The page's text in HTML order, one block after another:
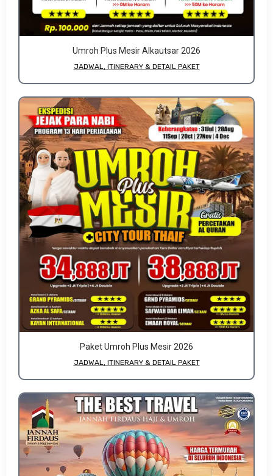
Umroh Plus Mesir Alkautsar 2026
JADWAL, ITINERARY & DETAIL PAKET
Paket Umroh Plus Mesir 2026
JADWAL, ITINERARY & DETAIL PAKET